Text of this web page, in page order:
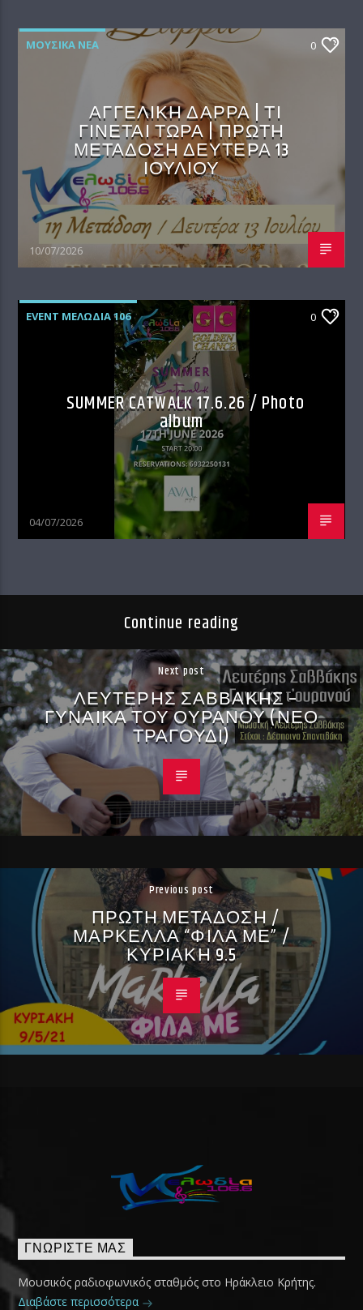
ΜΟΥΣΙΚΆ ΝΈΑ 0
ΑΓΓΕΛΙΚΗ ΔΑΡΡΑ | ΤΙ
ΓΙΝΕΤΑΙ ΤΩΡΑ | ΠΡΩΤΗ
ΜΕΤΑΔΟΣΗ ΔΕΥΤΕΡΑ 13
ΙΟΥΛΙΟΥ
10/07/2026
EVENT ΜΕΛΩΔΊΑ 106 0
SUMMER CATWALK 17.6.26 / Photo
album
04/07/2026
Continue reading
Next post
ΛΕΥΤΕΡΗΣ ΣΑΒΒΑΚΗΣ –
ΓΥΝΑΙΚΑ ΤΟΥ ΟΥΡΑΝΟΥ (ΝΕΟ
ΤΡΑΓΟΥΔΙ)
Previous post
ΠΡΩΤΗ ΜΕΤΑΔΟΣΗ /
ΜΑΡΚΕΛΛΑ “ΦΙΛΑ ΜΕ” /
ΚΥΡΙΑΚΗ 9.5
ΓΝΩΡΊΣΤΕ ΜΑΣ
Μουσικός ραδιοφωνικός σταθμός στο Ηράκλειο Κρήτης.
Διαβάστε περισσότερα